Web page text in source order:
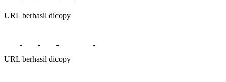
URL berhasil dicopy
URL berhasil dicopy